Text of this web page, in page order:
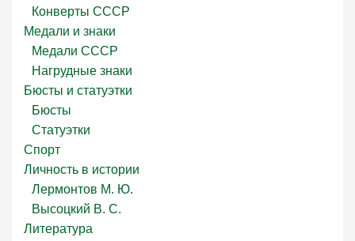
Конверты СССР
Медали и знаки
Медали СССР
Нагрудные знаки
Бюсты и статуэтки
Бюсты
Статуэтки
Спорт
Личность в истории
Лермонтов М. Ю.
Высоцкий В. С.
Литература